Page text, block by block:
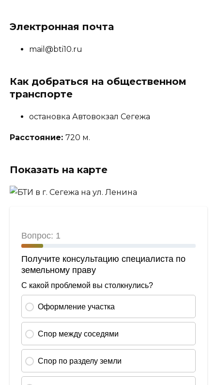
Электронная почта
mail@bti10.ru
Как добраться на общественном
транспорте
остановка Автовокзал Сегежа
Расстояние: 720 м.
Показать на карте